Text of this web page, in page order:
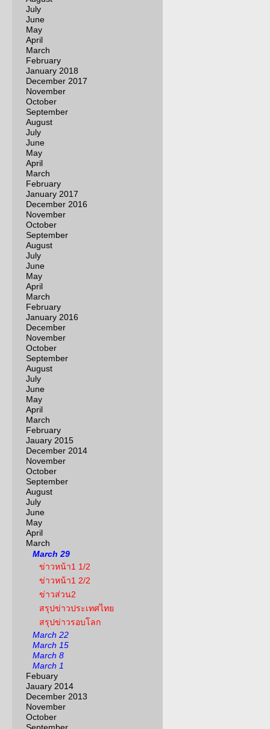
July
June
May
April
March
February
January 2018
December 2017
November
October
September
August
July
June
May
April
March
February
January 2017
December 2016
November
October
September
August
July
June
May
April
March
February
January 2016
December
November
October
September
August
July
June
May
April
March
February
Jauary 2015
December 2014
November
October
September
August
July
June
May
April
March
March 29
ข่าวหน้า1 1/2
ข่าวหน้า1 2/2
ข่าวส่วน2
สรุปข่าวประเทศไทย
สรุปข่าวรอบโลก
March 22
March 15
March 8
March 1
Febuary
Jauary 2014
December 2013
November
October